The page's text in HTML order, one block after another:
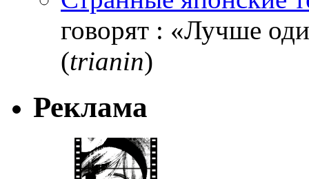
говорят : «Лучше
(trianin)
Реклама